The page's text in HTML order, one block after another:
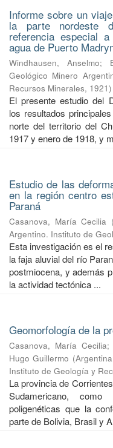
Informe sobre un
la parte nordeste
referencia especial
agua de Puerto
Windhausen, Anselmo;
Geológico Minero
Recursos Minerales, 1921)
El presente estudio del
los resultados
norte del territorio del
1917 y enero de 1918, y
Estudio de las
en la región centro
Paraná
Casanova, María Cecilia (
Argentino. Instituto de
Esta investigación es el
la faja aluvial del río
postmiocena, y además
la actividad tectónica ...
Geomorfología de la
Casanova, María Cecilia;
Hugo Guillermo (
Instituto de Geología y
La provincia de
Sudamericano,
poligenéticas que la
parte de Bolivia, Brasil y